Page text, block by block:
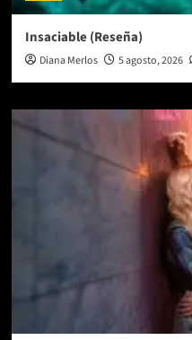
Insaciable (Reseña)
Diana Merlos 5 agosto, 2026